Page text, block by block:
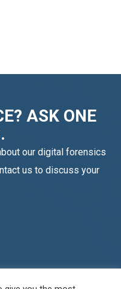
ASK ONE
our digital forensics
us to discuss your
scan me